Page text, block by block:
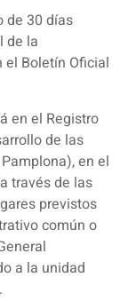
de 30 días
de la
el Boletín Oficial
en el Registro
de las
en el
través de las
previstos
común o
a la unidad